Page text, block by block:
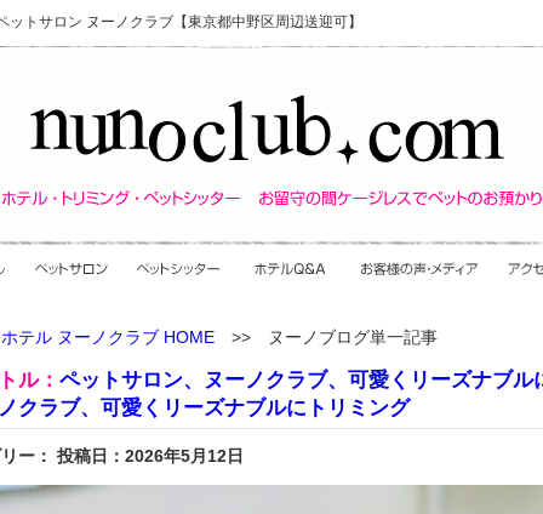
トサロン ヌーノクラブ【東京都中野区周辺送迎可】
テル ヌーノクラブ HOME >> ヌーノブログ単一記事
ル： ペットサロン、ヌーノクラブ、可愛くリーズナブ
クラブ、可愛くリーズナブルにトリミング
ー： 投稿日：2026年5月12日